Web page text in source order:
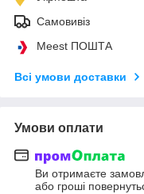
Самовивіз
Meest ПОШТА
Всі умови доставки
Умови оплати
Ви отримаєте
або гроші